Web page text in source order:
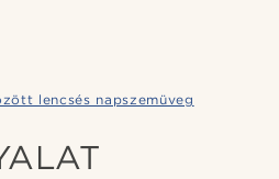
lencsés napszemüveg